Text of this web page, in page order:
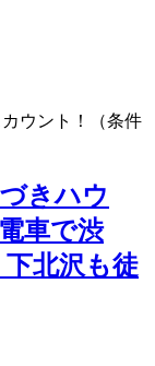
ウント！（条件
きハウ
車で渋
北沢も徒